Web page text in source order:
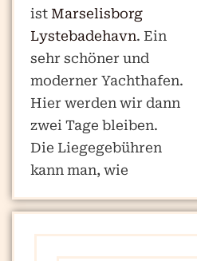
ist Marselisborg
Lystebadehavn. Ein
sehr schöner und
moderner Yachthafen.
Hier werden wir dann
zwei Tage bleiben.
Die Liegegebühren
kann man, wie
Aarhus vorzunehmen.
Eine schöne
Empfehlung ist die
Dachterrasse vom